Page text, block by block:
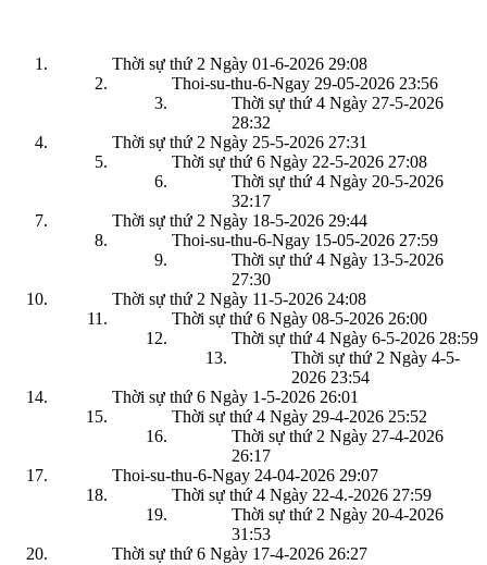
Thời sự thứ 2 Ngày 01-6-2026 29:08
Thoi-su-thu-6-Ngay 29-05-2026 23:56
Thời sự thứ 4 Ngày 27-5-2026
28:32
Thời sự thứ 2 Ngày 25-5-2026 27:31
Thời sự thứ 6 Ngày 22-5-2026 27:08
Thời sự thứ 4 Ngày 20-5-2026
32:17
Thời sự thứ 2 Ngày 18-5-2026 29:44
Thoi-su-thu-6-Ngay 15-05-2026 27:59
Thời sự thứ 4 Ngày 13-5-2026
27:30
Thời sự thứ 2 Ngày 11-5-2026 24:08
Thời sự thứ 6 Ngày 08-5-2026 26:00
Thời sự thứ 4 Ngày 6-5-2026 28:59
Thời sự thứ 2 Ngày 4-5-
2026 23:54
Thời sự thứ 6 Ngày 1-5-2026 26:01
Thời sự thứ 4 Ngày 29-4-2026 25:52
Thời sự thứ 2 Ngày 27-4-2026
26:17
Thoi-su-thu-6-Ngay 24-04-2026 29:07
Thời sự thứ 4 Ngày 22-4.-2026 27:59
Thời sự thứ 2 Ngày 20-4-2026
31:53
Thời sự thứ 6 Ngày 17-4-2026 26:27